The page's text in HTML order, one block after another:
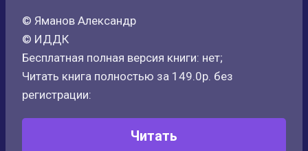
© Яманов Александр
© ИДДК
Бесплатная полная версия книги: нет;
Читать книга полностью за 149.0р. без
регистрации:
Читать